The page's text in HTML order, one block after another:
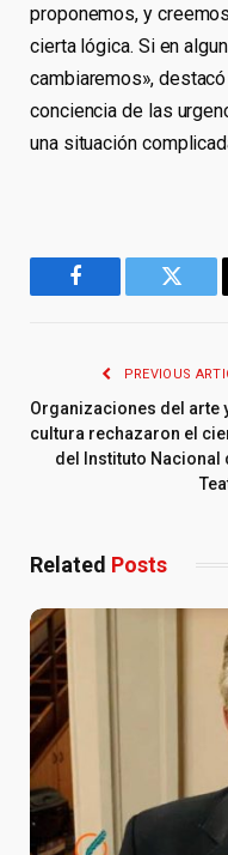
proponemos, y
cierta lógica. Si en
cambiaremos»,
conciencia de las
una situación
Facebook
PREVIOUS
Organizaciones del arte
cultura rechazaron el
del Instituto Nacional
Related Posts